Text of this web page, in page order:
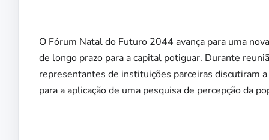
O Fórum Natal do Futuro 2044 avança para uma
de longo prazo para a capital potiguar. Durante
representantes de instituições parceiras discutiram
para a aplicação de uma pesquisa de percepção da